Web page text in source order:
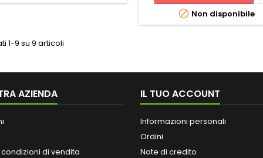
 Non disponibile
1-9 su 9 articoli
AZIENDA
di vendita
IL TUO ACCOUNT
Informazioni personali
Ordini
Note di credito